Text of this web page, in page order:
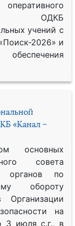
ОДКБ
учений с
2026» и
«Канал –
основных
совета
органов по
обороту
Организации
на
3 июля с.г., в